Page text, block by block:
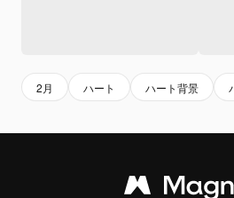
2月 ハート ハート背景